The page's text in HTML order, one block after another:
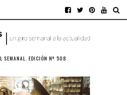
SEMANAL. EDICIÓN Nº 508